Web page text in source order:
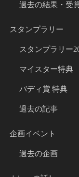
過去の結果・受
スタンプラリー
スタンプラリー
マイスター特典
バディ賞 特典
過去の記事
企画イベント
過去の企画